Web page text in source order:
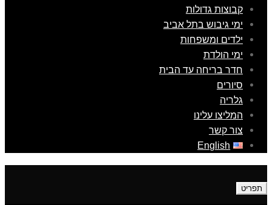
קבוצות גדולות
ימי גיבוש בתל אביב
ילדים ומשפחות
ימי הולדת
חדר בריחה עד הבית
סיורים
גלריה
המליצו עלינו
צור קשר
English
תפריט